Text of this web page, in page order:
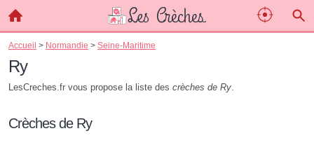
Accueil > Normandie > Seine-Maritime
Ry
LesCreches.fr vous propose la liste des crèches de Ry.
Crèches de Ry